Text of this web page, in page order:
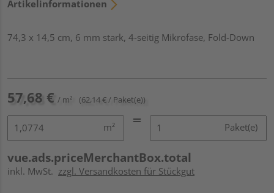
Artikelinformationen
74,3 x 14,5 cm, 6 mm stark, 4-seitig Mikrofase, Fold-Down
57,68 € / m² (62,14 € / Paket(e))
m² Paket(e)
vue.ads.priceMerchantBox.total
inkl. MwSt. zzgl. Versandkosten für Stückgut